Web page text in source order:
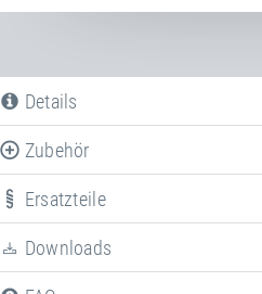
Details
Zubehör
Ersatzteile
Wir bieten verschiedene Ersatzteile für
Downloads